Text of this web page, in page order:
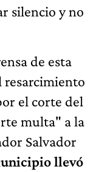
silencio y no
de esta
resarcimiento
el corte del
multa" a la
Salvador
llevó